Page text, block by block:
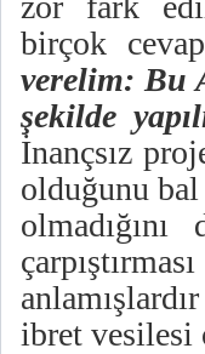
birçok
verelim: Bu
şekilde
İnançsız
olduğunu
ibret vesilesi